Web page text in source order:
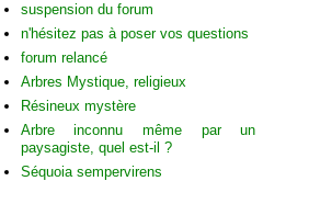
suspension du forum
n'hésitez pas à poser vos questions
forum relancé
Arbres Mystique, religieux
Résineux mystère
Arbre inconnu même par un
paysagiste, quel est-il ?
Séquoia sempervirens